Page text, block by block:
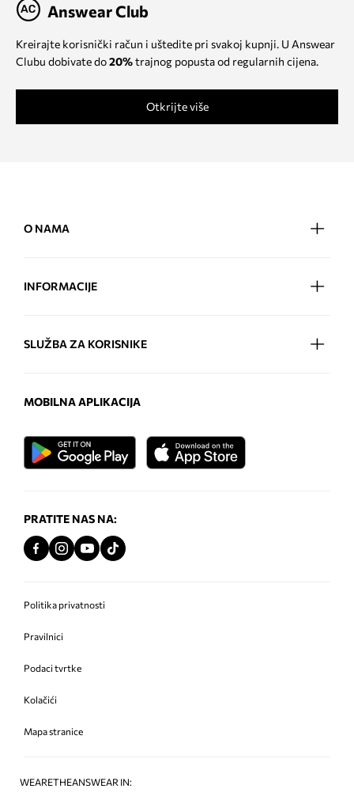
Answear Club
Kreirajte korisnički račun i uštedite pri svakoj kupnji. U Answear
Clubu dobivate do20%trajnog popusta od regularnih cijena.
Otkrijte više
O NAMA
INFORMACIJE
SLUŽBA ZA KORISNIKE
MOBILNA APLIKACIJA
PRATITE NAS NA:
Politika privatnosti
Pravilnici
Podaci tvrtke
Kolačići
Mapa stranice
WEARETHEANSWEAR IN: